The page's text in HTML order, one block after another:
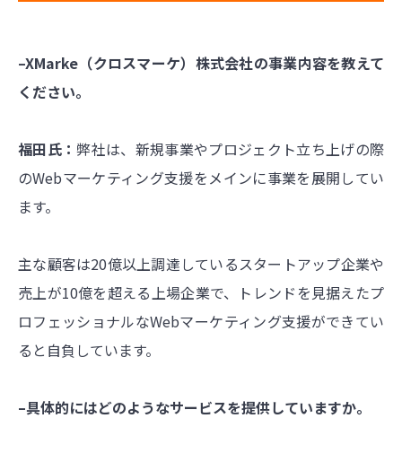
–XMarke（クロスマーケ）株式会社の事業内容を教えて
ください。
福田氏：弊社は、新規事業やプロジェクト立ち上げの際
のWebマーケティング支援をメインに事業を展開してい
ます。
主な顧客は20億以上調達しているスタートアップ企業や
売上が10億を超える上場企業で、トレンドを見据えたプ
ロフェッショナルなWebマーケティング支援ができてい
ると自負しています。
–具体的にはどのようなサービスを提供していますか。